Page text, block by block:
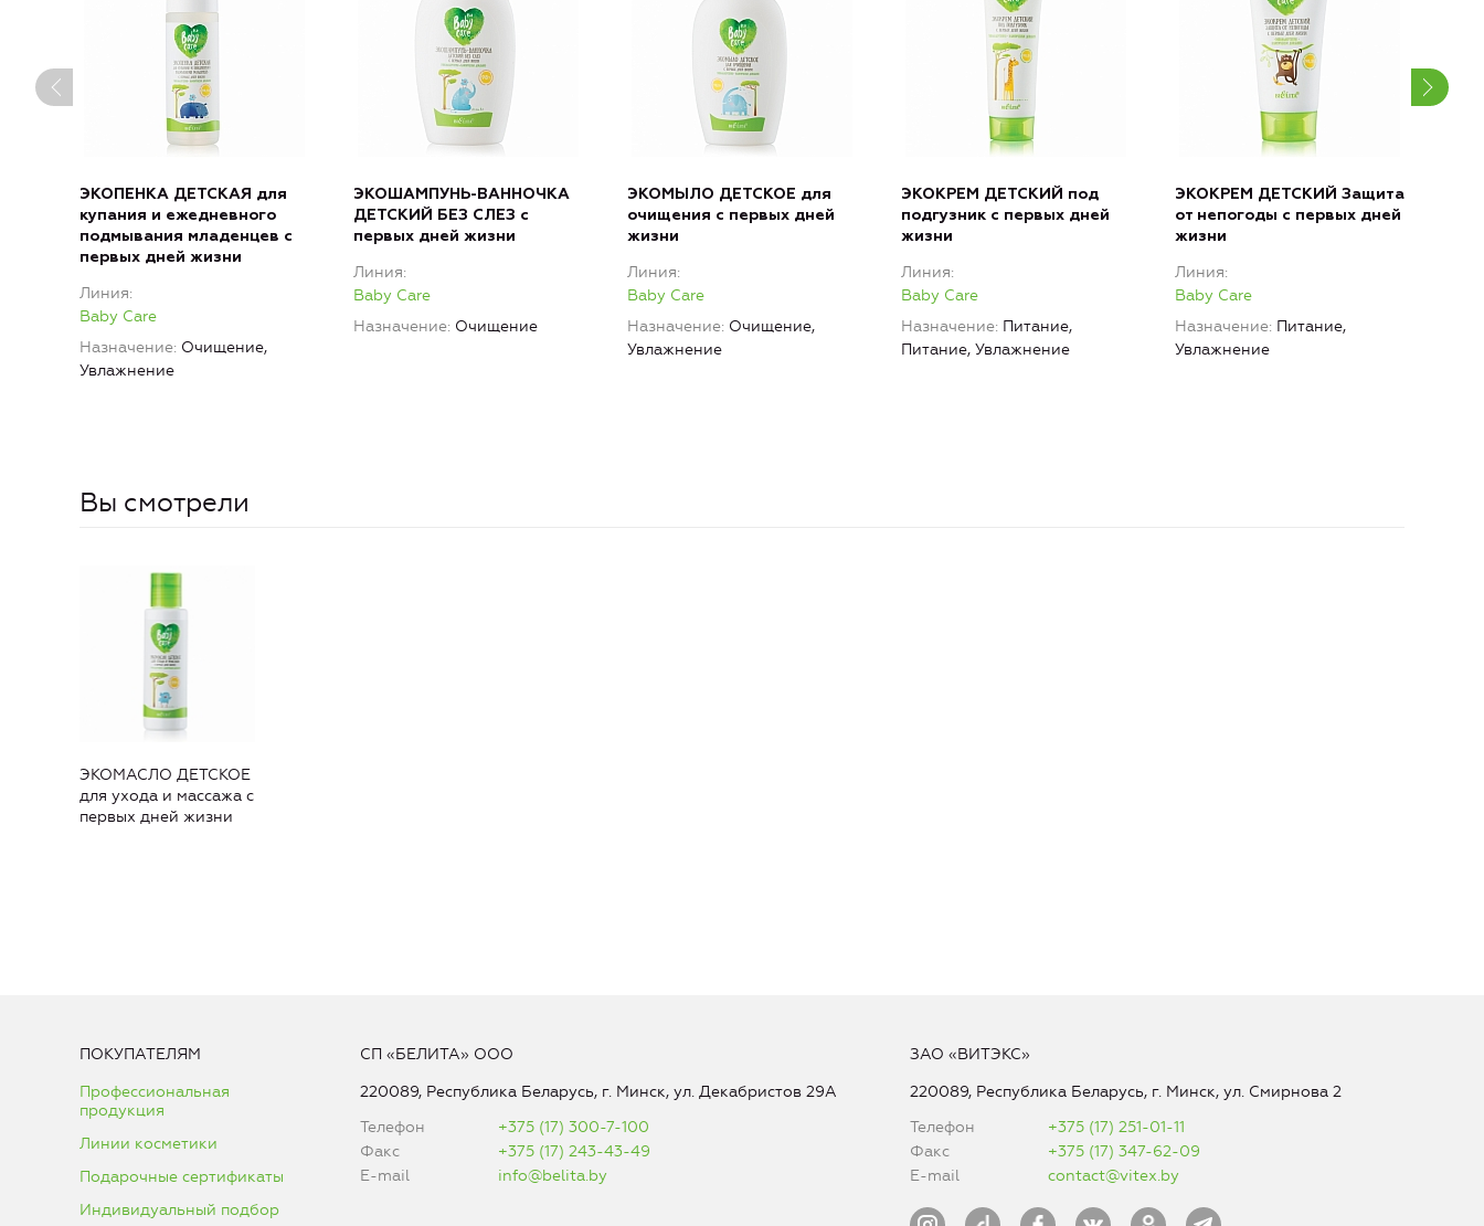
ЭКОПЕНКА ДЕТСКАЯ для
купания и ежедневного
подмывания младенцев с
первых дней жизни
Линия
Baby Care
Назначение Очищение,
Увлажнение
ЭКОШАМПУНЬ-ВАННОЧКА
ДЕТСКИЙ БЕЗ СЛЕЗ с
первых дней жизни
Линия
Baby Care
Назначение Очищение
ЭКОМЫЛО ДЕТСКОЕ для
очищения с первых дней
жизни
Линия
Baby Care
Назначение Очищение,
Увлажнение
ЭКОКРЕМ ДЕТСКИЙ под
подгузник с первых дней
жизни
Линия
Baby Care
Назначение Питание,
Питание, Увлажнение
ЭКОКРЕМ ДЕТСКИЙ Защита
от непогоды с первых дней
жизни
Линия
Baby Care
Назначение Питание,
Увлажнение
Вы смотрели
ЭКОМАСЛО ДЕТСКОЕ
для ухода и массажа с
первых дней жизни
ПОКУПАТЕЛЯМ
Профессиональная
продукция
Линии косметики
Подарочные сертификаты
Индивидуальный подбор
СП «БЕЛИТА» ООО
220089, Республика Беларусь, г. Минск, ул. Декабристов 29А
Телефон
+375 (17) 300-7-100
Факс
+375 (17) 243-43-49
E-mail
info@belita.by
ЗАО «ВИТЭКС»
220089, Республика Беларусь, г. Минск, ул. Смирнова 2
Телефон
+375 (17) 251-01-11
Факс
+375 (17) 347-62-09
E-mail
contact@vitex.by